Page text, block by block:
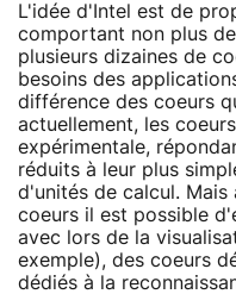
L'idée d'Intel est de
comportant non plus
plusieurs dizaines de
besoins des
différence des coeurs
actuellement, les
expérimentale,
réduits à leur plus
d'unités de calcul.
coeurs il est possible
avec lors de la
exemple), des coeurs
dédiés à la